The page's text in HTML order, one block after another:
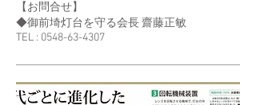
【お問合せ】
◆御前埼灯台を守る会長 齋藤正敏
TEL : 0548-63-4307